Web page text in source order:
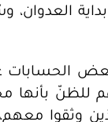
العدوان،
الحسابات
للظنّ بأنها
وثقوا